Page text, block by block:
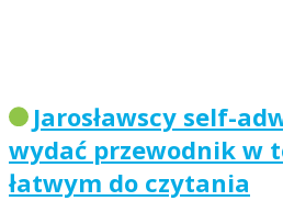
Jarosławscy self-
wydać przewodnik w
łatwym do czytania